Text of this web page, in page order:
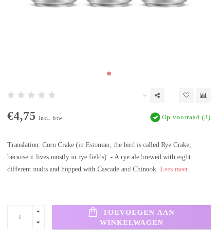
€4,75 Incl. btw Op voorraad (3)
Translation: Corn Crake (in Estonian, the bird is called Rye Crake,
because it lives mostly in rye fields). - A rye ale brewed with eight
different malts and hopped with Cascade and Chinook. Lees meer..
TOEVOEGEN AAN
WINKELWAGEN